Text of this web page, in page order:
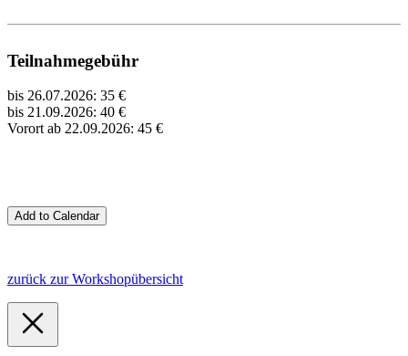
Teilnahmegebühr
bis 26.07.2026: 35 €
bis 21.09.2026: 40 €
Vorort ab 22.09.2026: 45 €
zurück zur Workshopübersicht